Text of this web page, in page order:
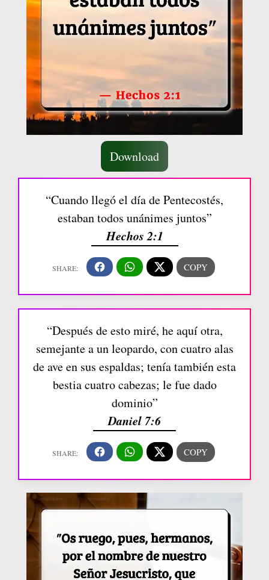
Download
“Cuando llegó el día de Pentecostés,
estaban todos unánimes juntos”
Hechos 2:1
“Después de esto miré, he aquí otra,
semejante a un leopardo, con cuatro alas
de ave en sus espaldas; tenía también esta
bestia cuatro cabezas; le fue dado
dominio”
Daniel 7:6